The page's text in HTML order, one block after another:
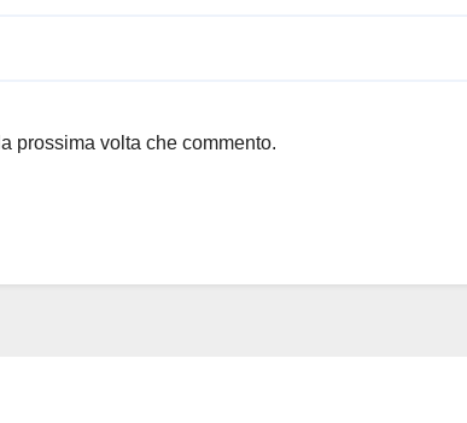
prossima volta che commento.